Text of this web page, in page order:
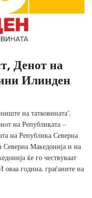
Денот на
Илинден
на татковината“,
на Републиката –
на Република Северна
Северна Македонија и на
ќе го чествуваат
оваа година, граѓаните на